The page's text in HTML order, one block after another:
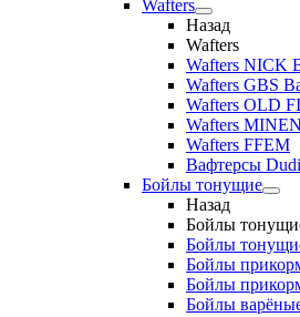
Wafters
Назад
Wafters
Wafters NICK
Wafters GBS
Wafters OLD
Wafters
Wafters FFEM
Вафтерсы
Бойлы тонущие
Назад
Бойлы
Бойлы
Бойлы
Бойлы
Бойлы